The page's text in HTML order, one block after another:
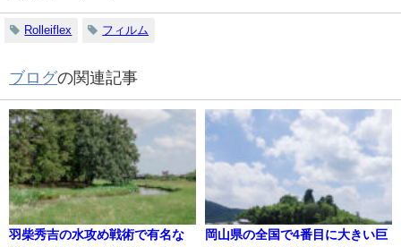
Rolleiflex フィルム
ブログの関連記事
羽柴秀吉の水攻め戦術で有名な
岡山県の全国で4番目に大きい巨